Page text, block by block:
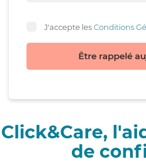
J'accepte lesConditions
Être rappelé
Click&Care,
de